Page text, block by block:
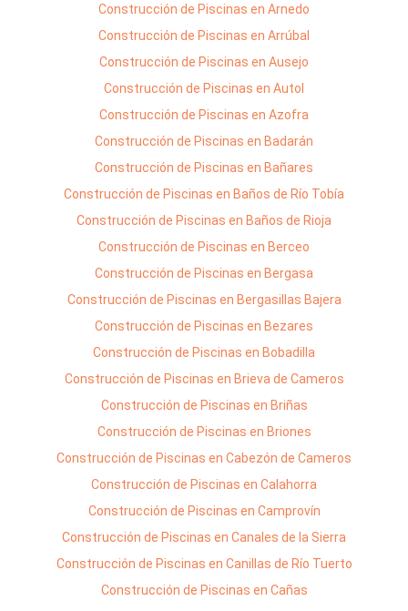
Construcción de Piscinas en Arnedo
Construcción de Piscinas en Arrúbal
Construcción de Piscinas en Ausejo
Construcción de Piscinas en Autol
Construcción de Piscinas en Azofra
Construcción de Piscinas en Badarán
Construcción de Piscinas en Bañares
Construcción de Piscinas en Baños de Río Tobía
Construcción de Piscinas en Baños de Rioja
Construcción de Piscinas en Berceo
Construcción de Piscinas en Bergasa
Construcción de Piscinas en Bergasillas Bajera
Construcción de Piscinas en Bezares
Construcción de Piscinas en Bobadilla
Construcción de Piscinas en Brieva de Cameros
Construcción de Piscinas en Briñas
Construcción de Piscinas en Briones
Construcción de Piscinas en Cabezón de Cameros
Construcción de Piscinas en Calahorra
Construcción de Piscinas en Camprovín
Construcción de Piscinas en Canales de la Sierra
Construcción de Piscinas en Canillas de Río Tuerto
Construcción de Piscinas en Cañas